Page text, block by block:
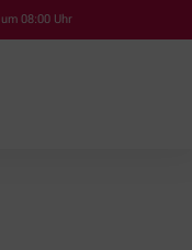
08:00 Uhr